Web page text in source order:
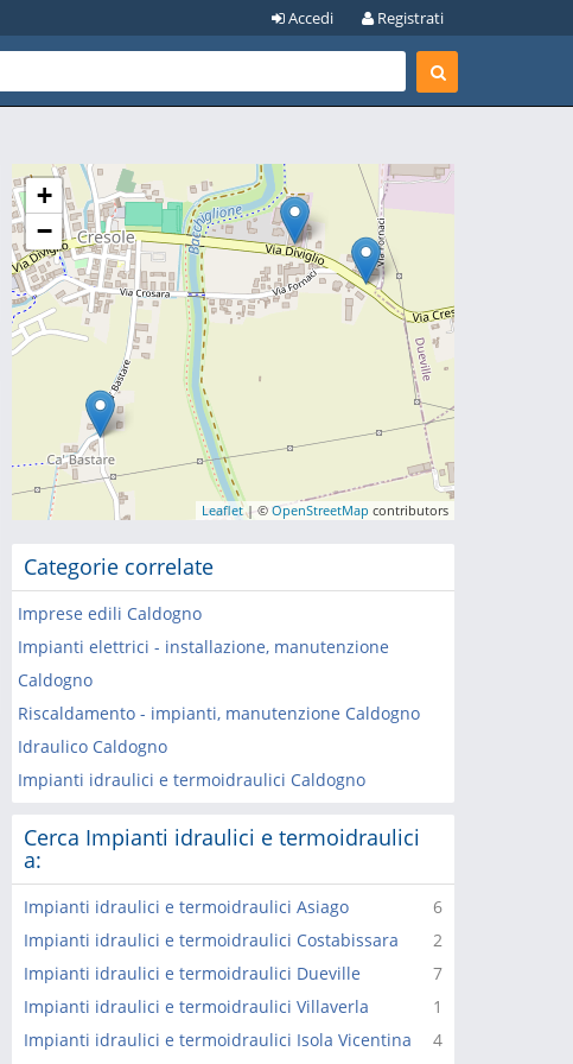
Registrati
Accedi
+
−
Leaflet| ©OpenStreetMap contributors
Categorie correlate
Imprese edili Caldogno
Impianti elettrici - installazione, manutenzione
Caldogno
Riscaldamento - impianti, manutenzione Caldogno
Idraulico Caldogno
Impianti idraulici e termoidraulici Caldogno
Cerca Impianti idraulici e termoidraulici
a:
6
Impianti idraulici e termoidraulici Asiago
2
Impianti idraulici e termoidraulici Costabissara
7
Impianti idraulici e termoidraulici Dueville
1
Impianti idraulici e termoidraulici Villaverla
4
Impianti idraulici e termoidraulici Isola Vicentina